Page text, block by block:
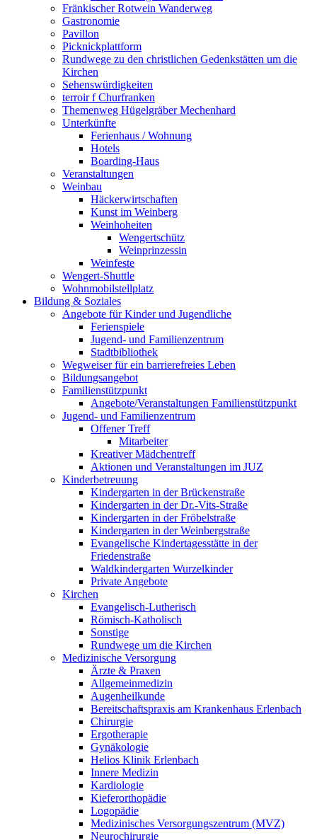
Fränkischer Rotwein Wanderweg
Gastronomie
Pavillon
Picknickplattform
Rundwege zu den christlichen Gedenkstätten um die
Kirchen
Sehenswürdigkeiten
terroir f Churfranken
Themenweg Hügelgräber Mechenhard
Unterkünfte
Ferienhaus / Wohnung
Hotels
Boarding-Haus
Veranstaltungen
Weinbau
Häckerwirtschaften
Kunst im Weinberg
Weinhoheiten
Wengertschütz
Weinprinzessin
Weinfeste
Wengert-Shuttle
Wohnmobilstellplatz
Bildung & Soziales
Angebote für Kinder und Jugendliche
Ferienspiele
Jugend- und Familienzentrum
Stadtbibliothek
Wegweiser für ein barrierefreies Leben
Bildungsangebot
Familienstützpunkt
Angebote/Veranstaltungen Familienstützpunkt
Jugend- und Familienzentrum
Offener Treff
Mitarbeiter
Kreativer Mädchentreff
Aktionen und Veranstaltungen im JUZ
Kinderbetreuung
Kindergarten in der Brückenstraße
Kindergarten in der Dr.-Vits-Straße
Kindergarten in der Fröbelstraße
Kindergarten in der Weinbergstraße
Evangelische Kindertagesstätte in der
Friedenstraße
Waldkindergarten Wurzelkinder
Private Angebote
Kirchen
Evangelisch-Lutherisch
Römisch-Katholisch
Sonstige
Rundwege um die Kirchen
Medizinische Versorgung
Ärzte & Praxen
Allgemeinmedizin
Augenheilkunde
Bereitschaftspraxis am Krankenhaus Erlenbach
Chirurgie
Ergotherapie
Gynäkologie
Helios Klinik Erlenbach
Innere Medizin
Kardiologie
Kieferorthopädie
Logopädie
Medizinisches Versorgungszentrum (MVZ)
Neurochirurgie